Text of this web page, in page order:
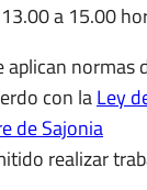
a 15.00
normas
con laLey
de Sajonia
realizar